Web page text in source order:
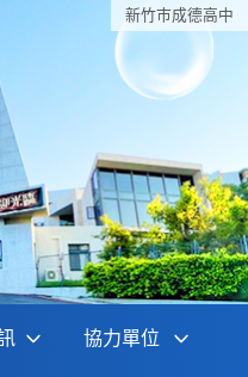
新竹巿成德高中
協力單位